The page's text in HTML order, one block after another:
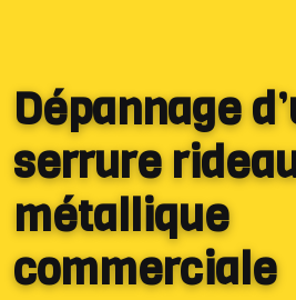
Dépannage
serrure
métallique
commerciale